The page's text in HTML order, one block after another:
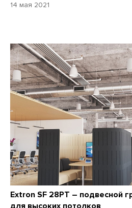
14 мая 2021
Extron SF 28PT – подвесной